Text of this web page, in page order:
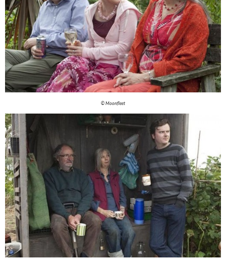
© Moonfleet